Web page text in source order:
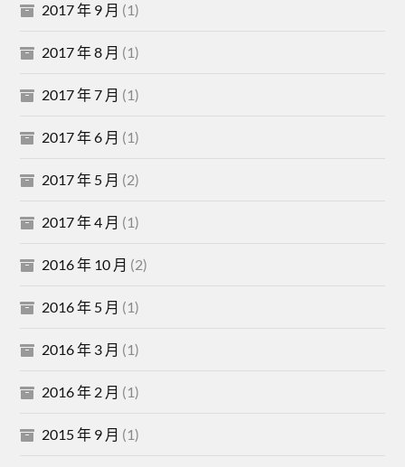
2017 年 9 月 (1)
2017 年 8 月 (1)
2017 年 7 月 (1)
2017 年 6 月 (1)
2017 年 5 月 (2)
2017 年 4 月 (1)
2016 年 10 月 (2)
2016 年 5 月 (1)
2016 年 3 月 (1)
2016 年 2 月 (1)
2015 年 9 月 (1)